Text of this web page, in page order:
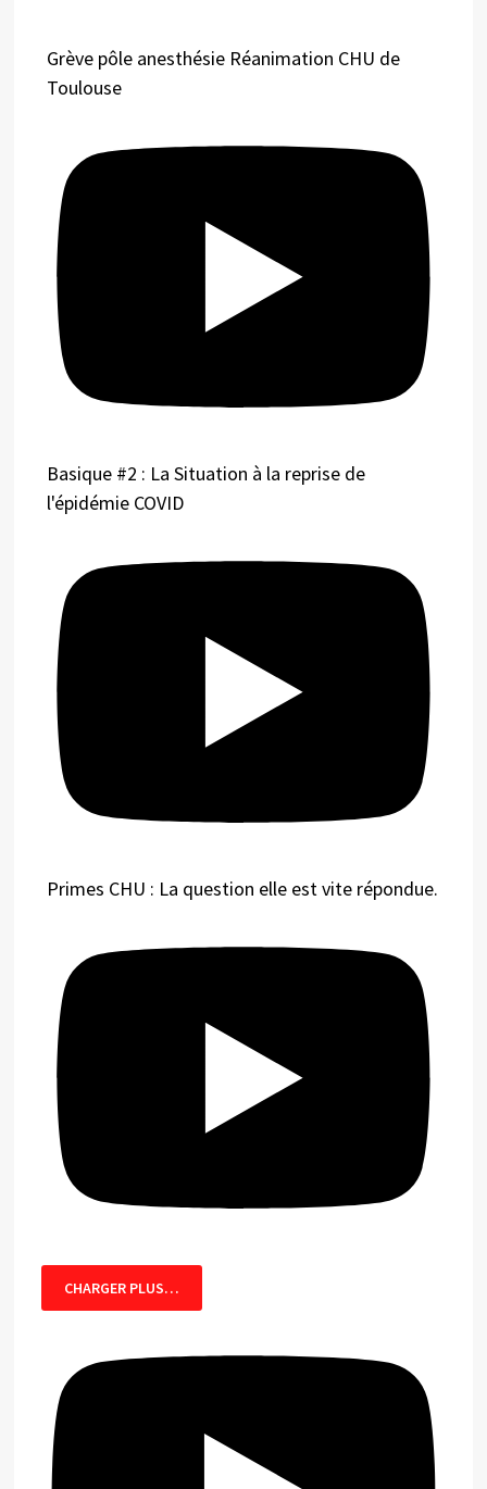
Grève pôle anesthésie Réanimation CHU de
Toulouse
Basique #2 : La Situation à la reprise de
l'épidémie COVID
Primes CHU : La question elle est vite répondue.
CHARGER PLUS…